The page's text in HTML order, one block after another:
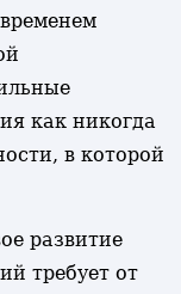
как никогда
в которой
развитие
требует от